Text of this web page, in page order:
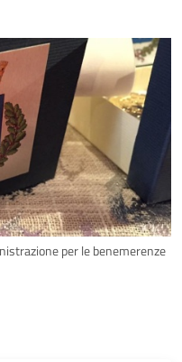
per le benemerenze